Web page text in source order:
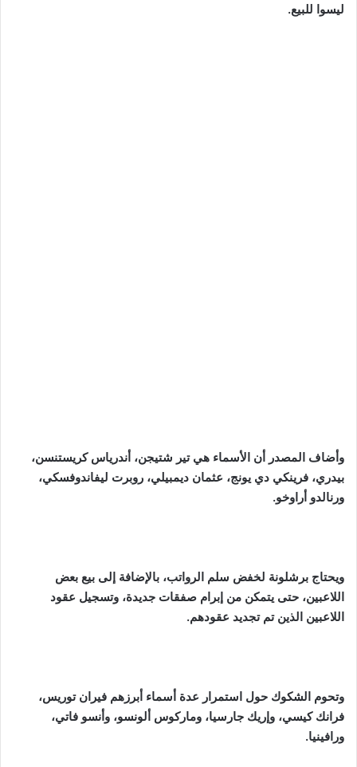
ليسوا للبيع.
وأضاف المصدر أن الأسماء هي تير شتيجن، أندرياس كريستنسن،
بيدري، فرينكي دي يونج، عثمان ديمبيلي، روبرت ليفاندوفسكي،
ورنالدو أراوخو.
ويحتاج برشلونة لخفض سلم الرواتب، بالإضافة إلى بيع بعض
اللاعبين، حتى يتمكن من إبرام صفقات جديدة، وتسجيل عقود
اللاعبين الذين تم تجديد عقودهم.
وتحوم الشكوك حول استمرار عدة أسماء أبرزهم فيران توريس،
فرانك كيسي، وإريك جارسيا، وماركوس ألونسو، وأنسو فاتي،
ورافينيا.